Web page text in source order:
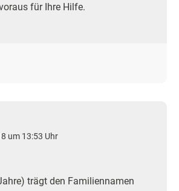
für Ihre Hilfe.
um 13:53 Uhr
trägt den Familiennamen